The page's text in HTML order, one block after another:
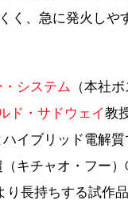
く、急に発火しや
システム
（本社
ド・サドウェイ教
イブリッド電解
キチャオ・フー）
長持ちする試作